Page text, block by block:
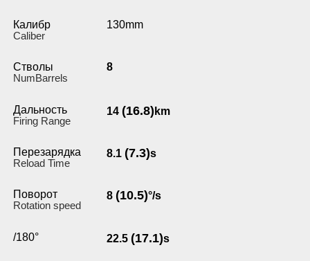
Калибр
Caliber
130mm
Стволы
NumBarrels
8
Дальность
Firing Range
14 (16.8) km
Перезарядка
Reload Time
8.1 (7.3)s
Поворот
Rotation speed
8 (10.5)°/s
/180° 22.5 (17.1)s